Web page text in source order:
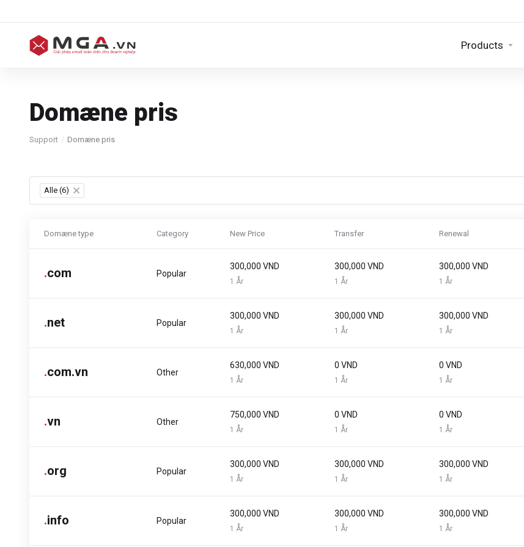
Products
Domæne pris
Support Domæne pris
Alle (6) ×
Domæne type Category New Price Transfer Renewal
.com Popular
300,000 VND
1 År
300,000 VND
1 År
300,000 VND
1 År
.net Popular
300,000 VND
1 År
300,000 VND
1 År
300,000 VND
1 År
.com.vn Other
630,000 VND
1 År
0 VND
1 År
0 VND
1 År
.vn Other
750,000 VND
1 År
0 VND
1 År
0 VND
1 År
.org Popular
300,000 VND
1 År
300,000 VND
1 År
300,000 VND
1 År
.info Popular
300,000 VND
1 År
300,000 VND
1 År
300,000 VND
1 År